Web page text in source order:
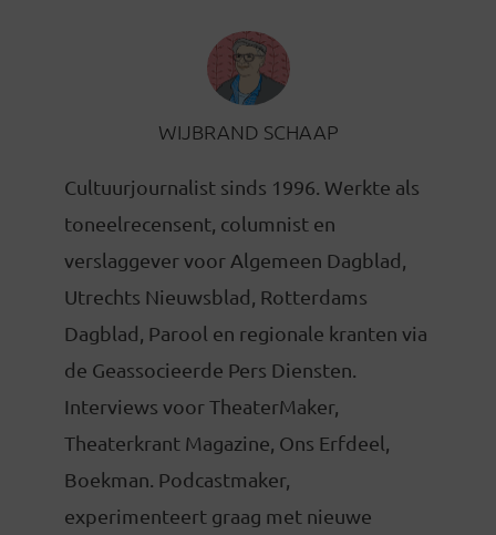
WIJBRAND SCHAAP
Cultuurjournalist sinds 1996. Werkte als
toneelrecensent, columnist en
verslaggever voor Algemeen Dagblad,
Utrechts Nieuwsblad, Rotterdams
Dagblad, Parool en regionale kranten via
de Geassocieerde Pers Diensten.
Interviews voor TheaterMaker,
Theaterkrant Magazine, Ons Erfdeel,
Boekman. Podcastmaker,
experimenteert graag met nieuwe